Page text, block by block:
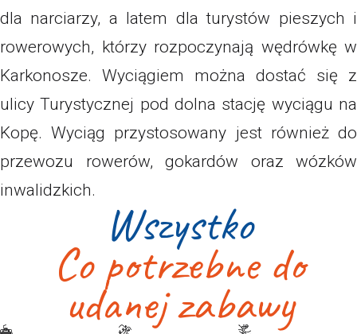
dla narciarzy, a latem dla turystów pieszych i
rowerowych, którzy rozpoczynają wędrówkę w
Karkonosze. Wyciągiem można dostać się z
ulicy Turystycznej pod dolna stację wyciągu na
Kopę. Wyciąg przystosowany jest również do
przewozu rowerów, gokardów oraz wózków
inwalidzkich.
Wszystko
Co potrzebne do
udanej zabawy